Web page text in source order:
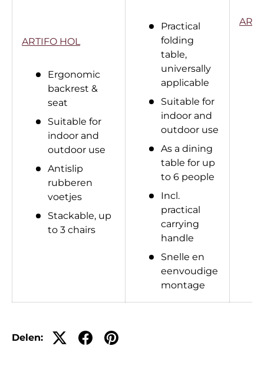
ARTIFO HOL
Ergonomic
backrest &
seat
Suitable for
indoor and
outdoor use
Antislip
rubberen
voetjes
Stackable, up
to 3 chairs
Practical
folding
table,
universally
applicable
Suitable for
indoor and
outdoor use
As a dining
table for up
to 6 people
Incl.
practical
carrying
handle
Snelle en
eenvoudige
montage
Delen: